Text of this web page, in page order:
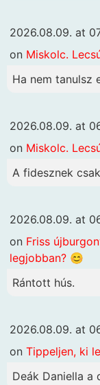
2026.08.09. at
on Miskolc.
Ha nem tanulsz
2026.08.09. at
on Miskolc.
A fidesznek
2026.08.09. at
on Friss
legjobban? 😊
Rántott hús.
2026.08.09. at
on Tippeljen, ki
Deák Daniella a